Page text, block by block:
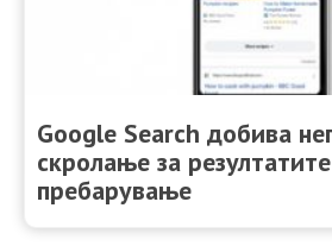
Google Search добива
скролање за
пребарување